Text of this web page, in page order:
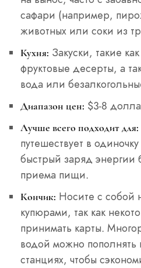
сафари (например,
животных или соки из
Кухня: Закуски, такие
фруктовые десерты, а
вода или
Диапазон цен: $3-8
Лучше всего подходит для:
путешествует в
быстрый заряд энергии
приема пищи.
Кончик: Носите с собой
купюрами, так как
принимать карты.
водой можно пополнять
станциях, чтобы